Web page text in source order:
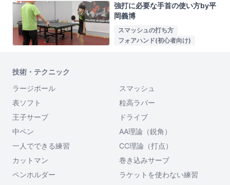
強打に必要な手首の使い方by平
岡義博
スマッシュの打ち方
フォアハンド(初心者向け)
技術・テクニック
ラージボール
スマッシュ
表ソフト
粒高ラバー
王子サーブ
ドライブ
中ペン
AA理論（鋭角）
一人でできる練習
CC理論（打点）
カットマン
巻き込みサーブ
ペンホルダー
ラケットを使わない練習